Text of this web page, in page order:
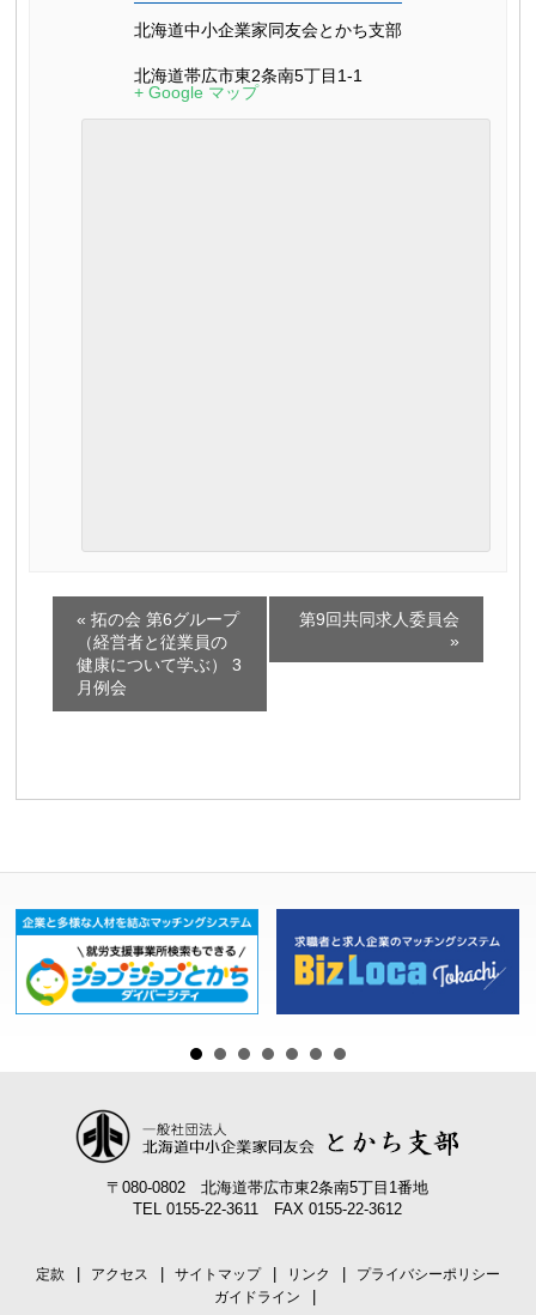
北海道中小企業家同友会とかち支部
北海道帯広市東2条南5丁目1-1
+ Google マップ
ン
ト
ゲ
ン
« 拓の会 第6グループ
（経営者と従業員の
健康について学ぶ） 3
月例会
第9回共同求人委員会
»
〒080-0802 北海道帯広市東2条南5丁目1番地
TEL 0155-22-3611 FAX 0155-22-3612
定款 アクセス サイトマップ リンク
プライバシーポリシー
ガイドライン